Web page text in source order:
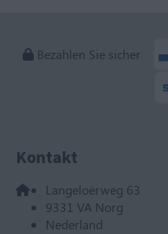
Bezahlen Sie sicher
Kontakt
Langeloërweg 63
9331 VA Norg
Nederland